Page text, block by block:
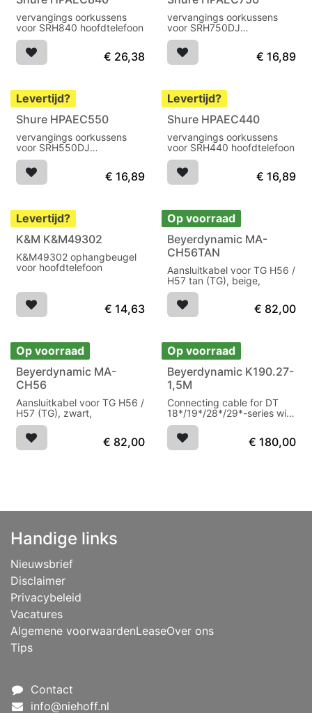
Uitverkocht
vervangings oorkussens
voor SRH840 hoofdtelefoon
€ 26,38
Uitverkocht
vervangings oorkussens
voor SRH750DJ
hoofdtelefoon
€ 16,89
Levertijd?
Uitverkocht
Shure HPAEC550
vervangings oorkussens
voor SRH550DJ
hoofdtelefoon
€ 16,89
Levertijd?
Uitverkocht
Shure HPAEC440
vervangings oorkussens
voor SRH440 hoofdtelefoon
€ 16,89
Levertijd?
K&M K&M49302
K&M49302 ophangbeugel
voor hoofdtelefoon
€ 14,63
Op voorraad
Beyerdynamic MA-
CH56TAN
Aansluitkabel voor TG H56 /
H57 tan (TG), beige,
€ 82,00
Op voorraad
Beyerdynamic MA-
CH56
Aansluitkabel voor TG H56 /
H57 (TG), zwart,
€ 82,00
Op voorraad
Beyerdynamic K190.27-
1,5M
Connecting cable for DT
18*/19*/28*/29*-series with
5.2 mm N
€ 180,00
Handige links
Nieuwsbrief
Disclaimer
Privacybeleid
Vacatures
Algemene voorwaardenLeaseOver ons
Tips
Contact
info@niehoff.nl